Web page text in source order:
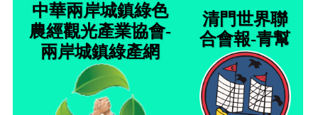
中華兩岸城鎮綠色
農經觀光產業協會-
兩岸城鎮綠產網
清門世界聯
合會報-青幫